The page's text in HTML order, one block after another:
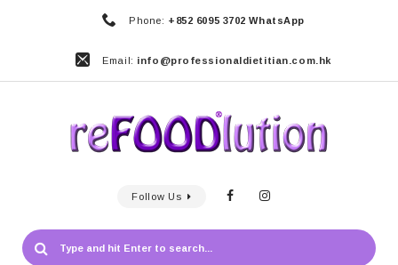
Phone: +852 6095 3702 WhatsApp
Email: info@professionaldietitian.com.hk
Follow Us